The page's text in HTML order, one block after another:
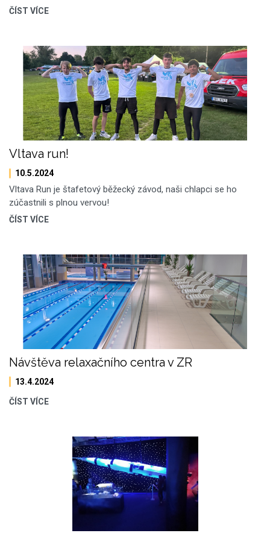
ČÍST VÍCE
Vltava run!
10.5.2024
Vltava Run je štafetový běžecký závod, naši chlapci se ho
zúčastnili s plnou vervou!
ČÍST VÍCE
Návštěva relaxačního centra v ZR
13.4.2024
ČÍST VÍCE